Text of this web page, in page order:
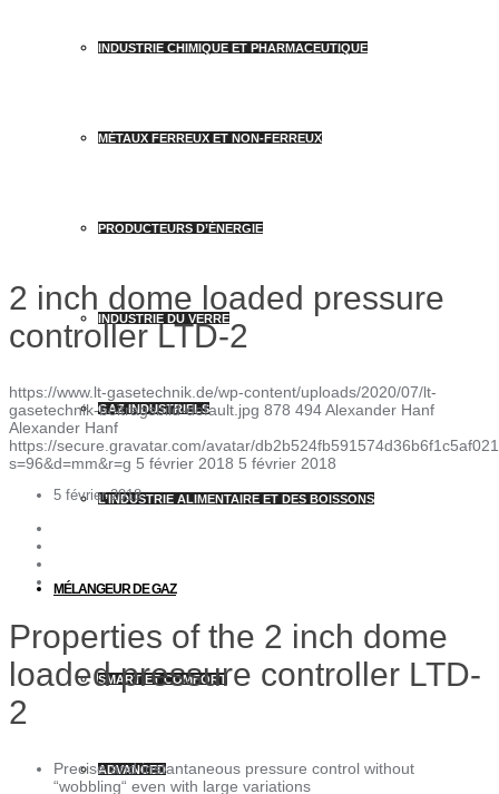
INDUSTRIE CHIMIQUE ET PHARMACEUTIQUE
MÉTAUX FERREUX ET NON-FERREUX
PRODUCTEURS D’ÉNERGIE
INDUSTRIE DU VERRE
GAZ INDUSTRIELS
L’INDUSTRIE ALIMENTAIRE ET DES BOISSONS
MÉLANGEUR DE GAZ
SMART ET COMFORT
ADVANCED
2 inch dome loaded pressure
controller LTD-2
https://www.lt-gasetechnik.de/wp-content/uploads/2020/07/lt-
gasetechnik-beitragsbild-default.jpg 878 494Alexander Hanf
Alexander Hanf
https://secure.gravatar.com/avatar/
s=96&d=mm&r=g 5 février 2018 5 février 2018
5 février 2018
Properties of the 2 inch dome
loaded pressure controller LTD-
2
Precise and instantaneous pressure control without
“wobbling“ even with large variations